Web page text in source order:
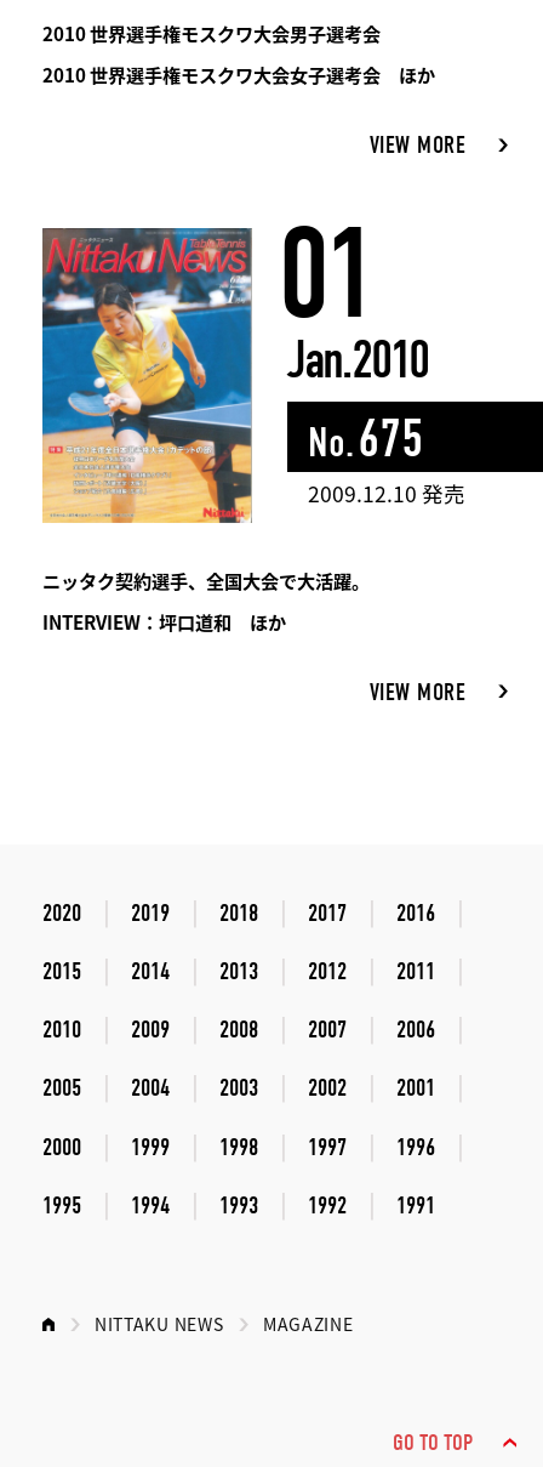
2010 世界選手権モスクワ大会男子選考会
2010 世界選手権モスクワ大会女子選考会 ほか
VIEW MORE
01
Jan.2010
No.675
2009.12.10 発売
ニッタク契約選手、全国大会で大活躍。
INTERVIEW：坪口道和 ほか
VIEW MORE
2020 2019 2018 2017 2016
2015 2014 2013 2012 2011
2010 2009 2008 2007 2006
2005 2004 2003 2002 2001
2000 1999 1998 1997 1996
1995 1994 1993 1992 1991
NITTAKU NEWS MAGAZINE
GO TO TOP